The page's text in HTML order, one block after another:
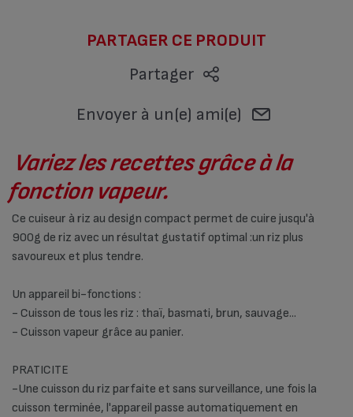
PARTAGER CE PRODUIT
Partager
Envoyer à un(e) ami(e)
Variez les recettes grâce à la
fonction vapeur.
Ce cuiseur à riz au design compact permet de cuire jusqu'à
900g de riz avec un résultat gustatif optimal :un riz plus
savoureux et plus tendre.
Un appareil bi-fonctions :
- Cuisson de tous les riz : thaï, basmati, brun, sauvage...
- Cuisson vapeur grâce au panier.
PRATICITE
-Une cuisson du riz parfaite et sans surveillance, une fois la
cuisson terminée, l'appareil passe automatiquement en